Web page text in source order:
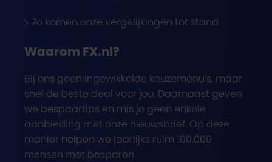
Zo komen onze vergelijkingen tot stand
Waarom FX.nl?
Bij ons geen ingewikkelde keuzemenu’s, maar
snel de beste deal voor jou. Daarnaast geven
we bespaartips en mis je geen enkele
aanbieding met onze nieuwsbrief. Op deze
manier helpen we jaarlijks ruim 100.000
mensen met besparen.